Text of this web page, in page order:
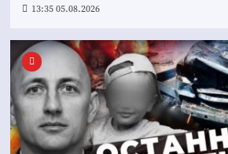
13:35 05.08.2026